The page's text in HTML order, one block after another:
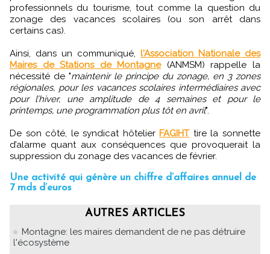
professionnels du tourisme, tout comme la question du
zonage des vacances scolaires (ou son arrêt dans
certains cas).
Ainsi, dans un communiqué, l'Association Nationale des
Maires de Stations de Montagne(ANMSM) rappelle la
nécessité de "maintenir le principe du zonage, en 3 zones
régionales, pour les vacances scolaires intermédiaires avec
pour l’hiver, une amplitude de 4 semaines et pour le
printemps, une programmation plus tôt en avril".
De son côté, le syndicat hôtelier FAGIHTtire la sonnette
d’alarme quant aux conséquences que provoquerait la
suppression du zonage des vacances de février.
Une activité qui génère un chiffre d’affaires annuel de
7 mds d’euros
AUTRES ARTICLES
Montagne: les maires demandent de ne pas détruire
l'écosystème